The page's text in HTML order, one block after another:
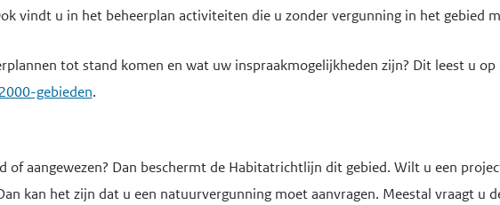
vindt u in het beheerplan activiteiten die u zonder vergunning in het gebied
tot stand komen en wat uw inspraakmogelijkheden zijn? Dit leest u
gebieden.
of aangewezen? Dan beschermt de Habitatrichtlijn dit gebied. Wilt u een
kan het zijn dat u een natuurvergunning moet aanvragen. Meestal vraagt u